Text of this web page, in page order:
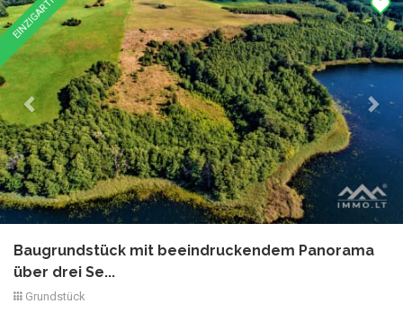
EINZIGARTIG
Baugrundstück mit beeindruckendem Panorama
über drei Se...
Grundstück